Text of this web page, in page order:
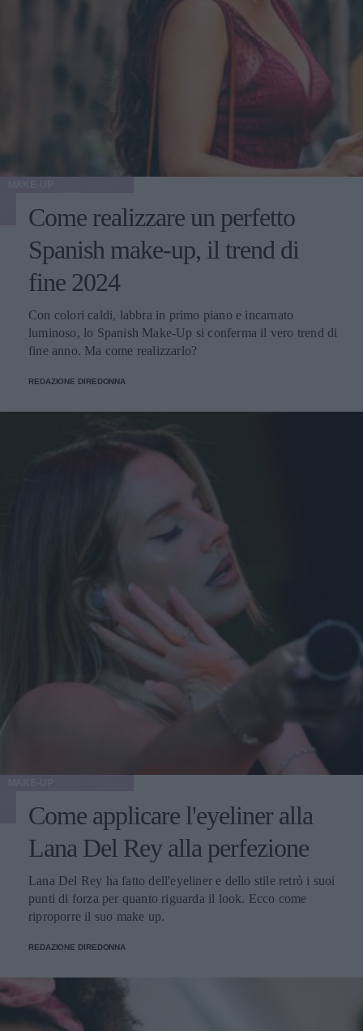
mantenere un peso stabile, prima di decidere di sottoporsi a
Come realizzare un perfetto
Spanish make-up, il trend di
fine 2024
Con colori caldi, labbra in primo piano e incarnato
luminoso, lo Spanish Make-Up si conferma il vero trend di
fine anno. Ma come realizzarlo?
REDAZIONE DIREDONNA
Come applicare l'eyeliner alla
Lana Del Rey alla perfezione
Lana Del Rey ha fatto dell'eyeliner e dello stile retrò i suoi
punti di forza per quanto riguarda il look. Ecco come
riproporre il suo make up.
REDAZIONE DIREDONNA